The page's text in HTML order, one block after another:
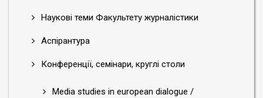
Наукові теми Факультету журналістики
Аспірантура
Конференції, семінари, круглі столи
Media studies in european dialogue /